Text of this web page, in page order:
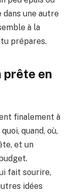
dans une autre
à la
prépares.
prête en
finalement à
quand, où,
et un
fait sourire,
idées